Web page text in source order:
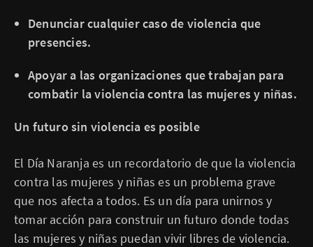
Denunciar cualquier caso de violencia que
presencies.
Apoyar a las organizaciones que trabajan para
combatir la violencia contra las mujeres y niñas.
Un futuro sin violencia es posible
El Día Naranja es un recordatorio de que la violencia
contra las mujeres y niñas es un problema grave
que nos afecta a todos. Es un día para unirnos y
tomar acción para construir un futuro donde todas
las mujeres y niñas puedan vivir libres de violencia.